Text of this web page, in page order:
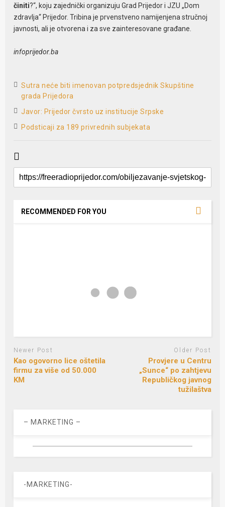
činiti?“, koju zajednički organizuju Grad Prijedor i JZU „Dom
zdravlja“ Prijedor. Tribina je prvenstveno namijenjena stručnoj
javnosti, ali je otvorena i za sve zainteresovane građane.
infoprijedor.ba
Sutra neće biti imenovan potpredsjednik Skupštine
grada Prijedora
Javor: Prijedor čvrsto uz institucije Srpske
Podsticaji za 189 privrednih subjekata
RECOMMENDED FOR YOU
Newer Post
Kao ogovorno lice oštetila
firmu za više od 50.000
KM
Older Post
Provjere u Centru
„Sunce“ po zahtjevu
Republičkog javnog
tužilaštva
– MARKETING –
-MARKETING-